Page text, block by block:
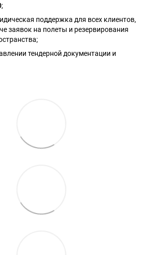
;
поддержка для всех клиентов,
заявок на полеты и резервирования
тендерной документации и